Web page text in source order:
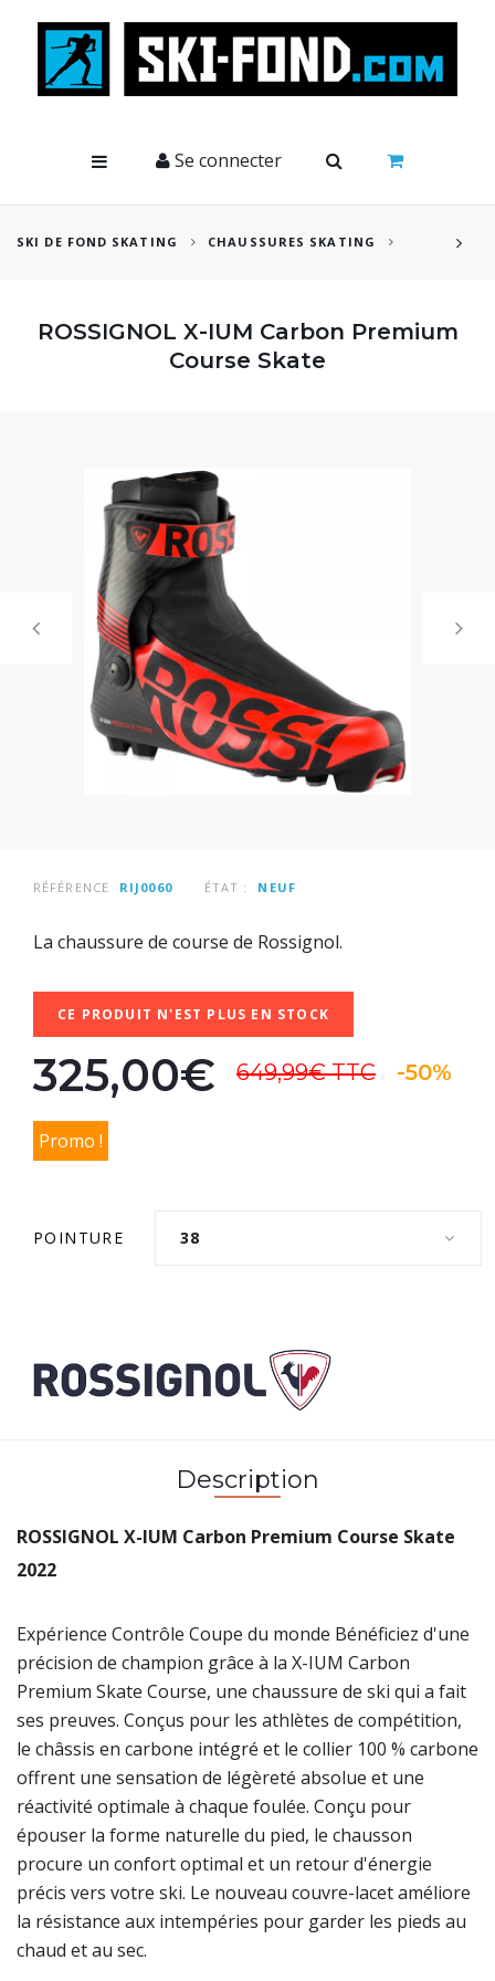
Se connecter
SKI DE FOND SKATING CHAUSSURES SKATING
RÉFÉRENCE RIJ0060 ÉTAT : NEUF
ROSSIGNOL X-IUM Carbon Premium
Course Skate
La chaussure de course de Rossignol.
CE PRODUIT N'EST PLUS EN STOCK
325,00€ 649,99€TTC -50%
Promo !
POINTURE 38
Description
ROSSIGNOL X-IUM Carbon Premium Course Skate
2022
Expérience Contrôle Coupe du monde Bénéficiez d'une
précision de champion grâce à la X-IUM Carbon
Premium Skate Course, une chaussure de ski qui a fait
ses preuves. Conçus pour les athlètes de compétition,
le châssis en carbone intégré et le collier 100 % carbone
offrent une sensation de légèreté absolue et une
réactivité optimale à chaque foulée. Conçu pour
épouser la forme naturelle du pied, le chausson
procure un confort optimal et un retour d'énergie
précis vers votre ski. Le nouveau couvre-lacet améliore
la résistance aux intempéries pour garder les pieds au
chaud et au sec.